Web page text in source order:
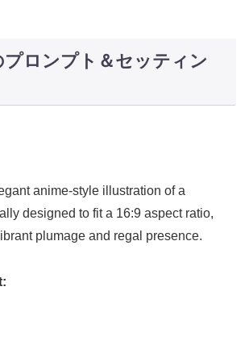
ロンプト＆セッティン
anime-style illustration of a
designed to fit a 16:9 aspect ratio,
plumage and regal presence.